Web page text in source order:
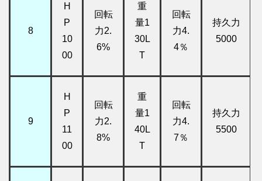
8
H
P
10
00
回転
力2.
6%
重
量1
30L
T
回転
力4.
4％
持久力
5000
9
H
P
11
00
回転
力2.
8%
重
量1
40L
T
回転
力4.
7％
持久力
5500